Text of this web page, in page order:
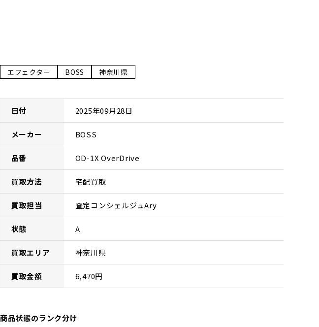
エフェクター BOSS 神奈川県
日付 2025年09月28日
メーカー BOSS
品番 OD-1X OverDrive
買取方法 宅配買取
買取担当 査定コンシェルジュAry
状態 A
買取エリア 神奈川県
買取金額 6,470円
商品状態のランク分け